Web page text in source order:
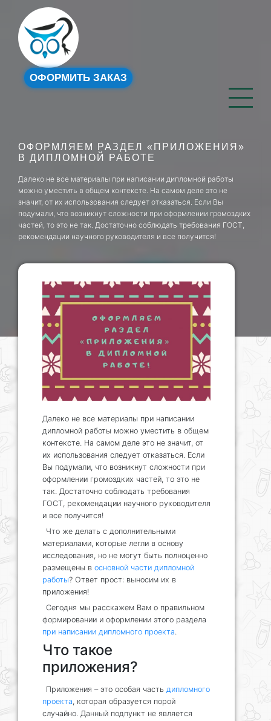
ОФОРМИТЬ ЗАКАЗ
ОФОРМЛЯЕМ РАЗДЕЛ «ПРИЛОЖЕНИЯ»
В ДИПЛОМНОЙ РАБОТЕ
Далеко не все материалы при написании дипломной работы
можно уместить в общем контексте. На самом деле это не
значит, от их использования следует отказаться. Если Вы
подумали, что возникнут сложности при оформлении громоздких
частей, то это не так. Достаточно соблюдать требования ГОСТ,
рекомендации научного руководителя и все получится!
Далеко не все материалы при написании
дипломной работы можно уместить в общем
контексте. На самом деле это не значит, от
их использования следует отказаться. Если
Вы подумали, что возникнут сложности при
оформлении громоздких частей, то это не
так. Достаточно соблюдать требования
ГОСТ, рекомендации научного руководителя
и все получится!
Что же делать с дополнительными
материалами, которые легли в основу
исследования, но не могут быть полноценно
размещены в основной части дипломной
работы? Ответ прост: выносим их в
приложения!
Сегодня мы расскажем Вам о правильном
формировании и оформлении этого раздела
при написании дипломного проекта.
Что такое
приложения?
Приложения – это особая часть дипломного
проекта, которая образуется порой
случайно. Данный подпункт не является